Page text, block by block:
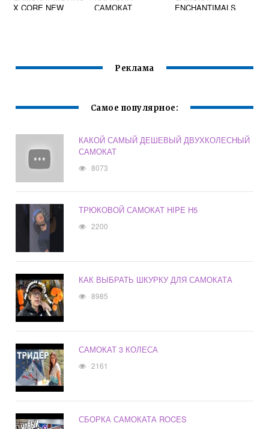
X CORE NEW
САМОКАТ
ENCHANTIMALS
Реклама
Самое популярное:
КАКОЙ САМЫЙ ДЕШЕВЫЙ ДВУХКОЛЕСНЫЙ
САМОКАТ
8073
ТРЮКОВОЙ САМОКАТ HIPE H5
2200
КАК ВЫБРАТЬ ШКУРКУ ДЛЯ САМОКАТА
8985
САМОКАТ 3 КОЛЕСА
2161
СБОРКА САМОКАТА ROCES